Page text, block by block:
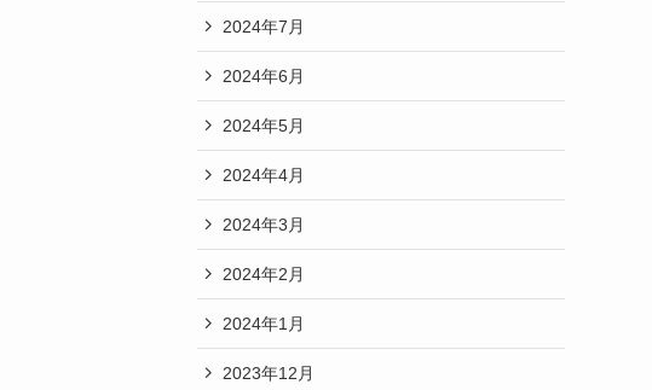
2024年7月
2024年6月
2024年5月
2024年4月
2024年3月
2024年2月
2024年1月
2023年12月